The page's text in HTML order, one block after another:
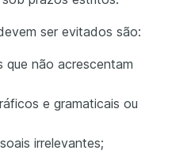
ser evitados são:
que não acrescentam
e gramaticais ou
irrelevantes;